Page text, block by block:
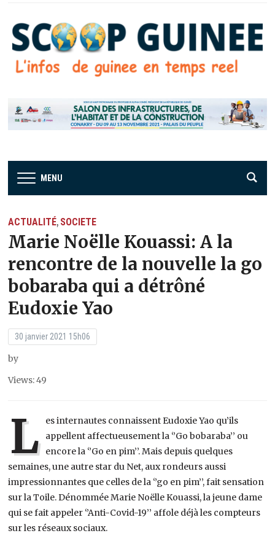
MENU
ACTUALITÉ, SOCIETE
Marie Noëlle Kouassi: A la
rencontre de la nouvelle la go
bobaraba qui a détrôné
Eudoxie Yao
30 janvier 2021 15h06
by
Views: 49
L es internautes connaissent Eudoxie Yao qu’ils
appellent affectueusement la ‘’Go bobaraba’’ ou
encore la ‘’Go en pim’’. Mais depuis quelques
semaines, une autre star du Net, aux rondeurs aussi
impressionnantes que celles de la ‘’go en pim’’, fait sensation
sur la Toile. Dénommée Marie Noëlle Kouassi, la jeune dame
qui se fait appeler ‘’Anti-Covid-19’’ affole déjà les compteurs
sur les réseaux sociaux.